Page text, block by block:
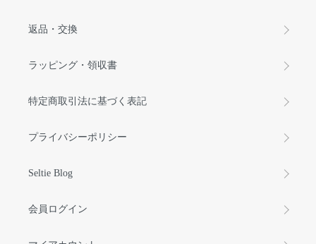
返品・交換
ラッピング・領収書
特定商取引法に基づく表記
プライバシーポリシー
Seltie Blog
会員ログイン